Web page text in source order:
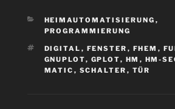
KATEGORIEN
HEIMAUTOMATISIERUNG ,
PROGRAMMIERUNG
SCHLAGWÖRTER
DIGITAL , FENSTER , FHEM ,
GNUPLOT, GPLOT, HM , HM-
MATIC , SCHALTER , TÜR